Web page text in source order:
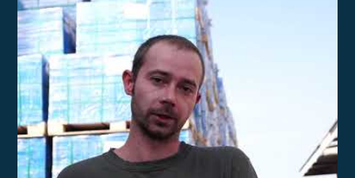
Das Video wird von YouTube eingebettet.
Es gelten die
Datenschutzerklärungen